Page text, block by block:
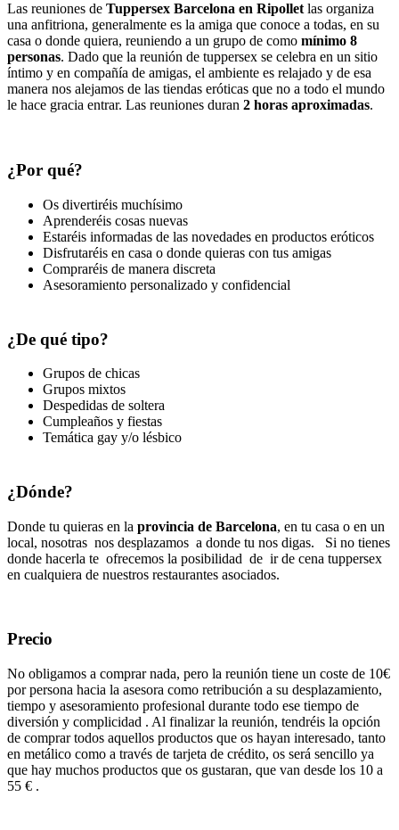
Las reuniones de Tuppersex Barcelona en Ripolletlas organiza
una anfitriona, generalmente es la amiga que conoce a todas, en su
casa o donde quiera, reuniendo a un grupo de como mínimo 8
personas. Dado que la reunión de tuppersex se celebra en un sitio
íntimo y en compañía de amigas, el ambiente es relajado y de esa
manera nos alejamos de las tiendas eróticas que no a todo el mundo
le hace gracia entrar. Las reuniones duran 2 horas aproximadas.
¿Por qué?
Os divertiréis muchísimo
Aprenderéis cosas nuevas
Estaréis informadas de las novedades en productos eróticos
Disfrutaréis en casa o donde quieras con tus amigas
Compraréis de manera discreta
Asesoramiento personalizado y confidencial
¿De qué tipo?
Grupos de chicas
Grupos mixtos
Despedidas de soltera
Cumpleaños y fiestas
Temática gay y/o lésbico
¿Dónde?
Donde tu quieras en la provincia de Barcelona, en tu casa o en un
local, nosotras nos desplazamos a donde tu nos digas. Si no tienes
donde hacerla te ofrecemos la posibilidad de ir de cena tuppersex
en cualquiera de nuestros restaurantes asociados.
Precio
No obligamos a comprar nada, pero la reunión tiene un coste de 10€
por persona hacia la asesora como retribución a su desplazamiento,
tiempo y asesoramiento profesional durante todo ese tiempo de
diversión y complicidad . Al finalizar la reunión, tendréis la opción
de comprar todos aquellos productos que os hayan interesado, tanto
en metálico como a través de tarjeta de crédito, os será sencillo ya
que hay muchos productos que os gustaran, que van desde los 10 a
55 € .